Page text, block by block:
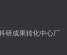
研成果转化中心厂